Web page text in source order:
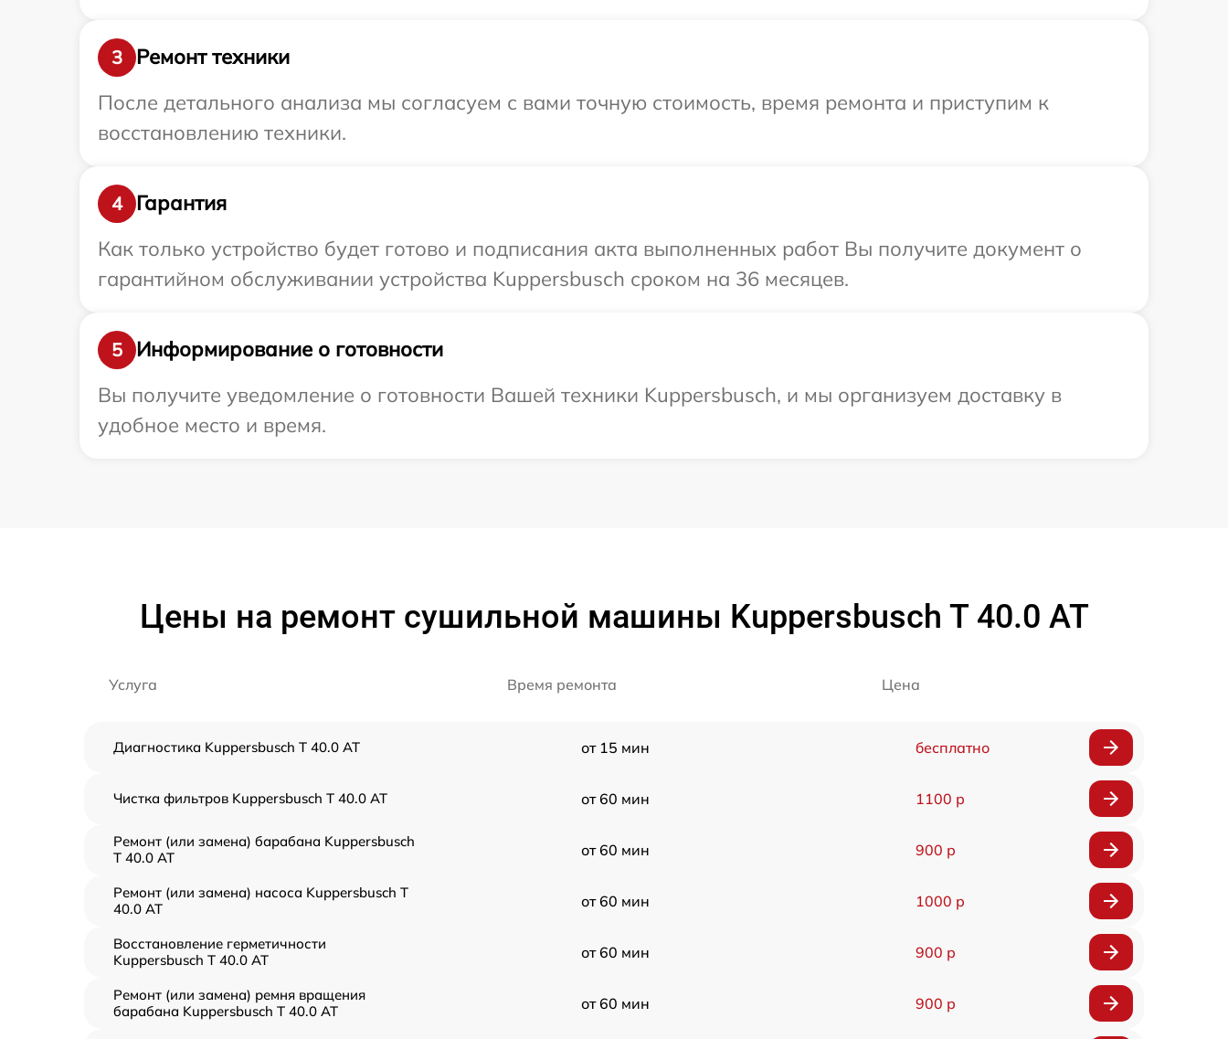
3
Ремонт техники
После детального анализа мы согласуем с вами точную стоимость, время ремонта и приступим к
восстановлению техники.
4
Гарантия
Как только устройство будет готово и подписания акта выполненных работ Вы получите документ о
гарантийном обслуживании устройства Kuppersbusch сроком на 36 месяцев.
5
Информирование о готовности
Вы получите уведомление о готовности Вашей техники Kuppersbusch, и мы организуем доставку в
удобное место и время.
Цены на ремонт сушильной машины Kuppersbusch T 40.0 AT
Услуга Время ремонта Цена
Диагностика Kuppersbusch T 40.0 AT от 15 мин бесплатно
Чистка фильтров Kuppersbusch T 40.0 AT от 60 мин 1100 р
Ремонт (или замена) барабана Kuppersbusch
T 40.0 AT
от 60 мин 900 р
Ремонт (или замена) насоса Kuppersbusch T
40.0 AT
от 60 мин 1000 р
Восстановление герметичности
Kuppersbusch T 40.0 AT
от 60 мин 900 р
Ремонт (или замена) ремня вращения
барабана Kuppersbusch T 40.0 AT
от 60 мин 900 р